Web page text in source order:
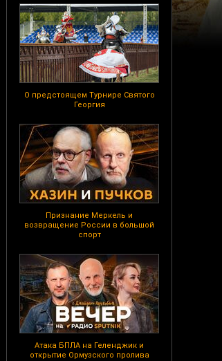
О предстоящем Турнире Святого
Георгия
Признание Меркель и
возвращение России в большой
спорт
Атака БПЛА на Геленджик и
открытие Ормузского пролива